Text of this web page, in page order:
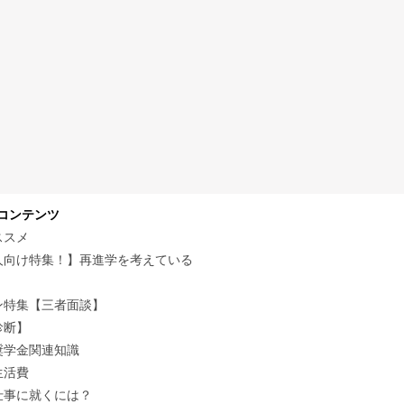
ンテンツ
メ
け特集！】再進学を考えている
集【三者面談】
】
金関連知識
費
に就くには？